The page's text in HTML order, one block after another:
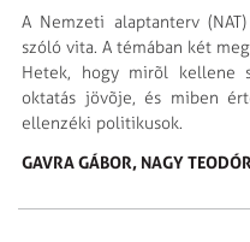
A Nemzeti alaptanterv
szóló vita. A témában két
Hetek, hogy mirõl kellene
oktatás jövõje, és miben
ellenzéki politikusok.
GAVRA GÁBOR, NAGY